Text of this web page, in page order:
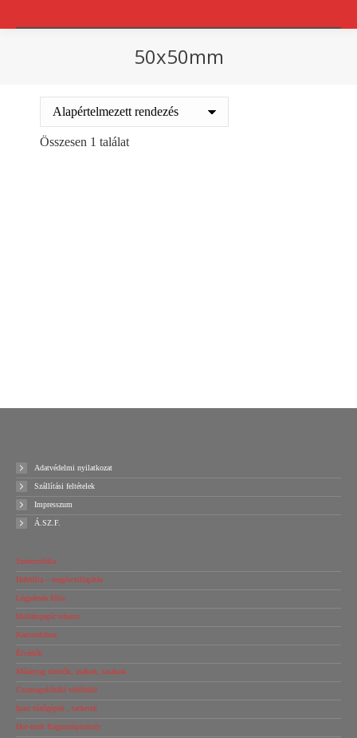
50x50mm
Összesen 1 találat
Adatvédelmi nyilatkozat
Szállítási feltételek
Impresszum
Á.SZ.F.
Sztreccsfólia
Habfólia – rezgéscsillapítás
Légpárnás fólia
Hullámpapír tekercs
Kartondoboz
Élvédők
Műanyag tömlők, zsákok, tasakok
Csomagolóháló védőháló
Ipari tűzőgépek , tackerek
Hot-melt Ragasztópisztoly